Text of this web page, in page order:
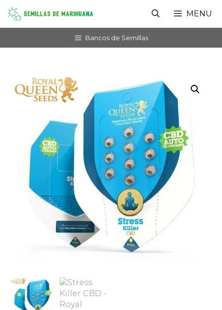
Saltar
contenido
MENU
Bancos de Semillas